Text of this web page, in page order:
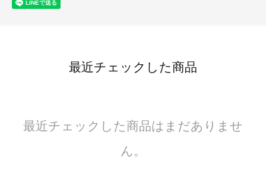
最近チェックした商品
最近チェックした商品はまだありませ
ん。